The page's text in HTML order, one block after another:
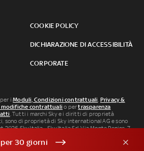
COOKIE POLICY
DICHIARAZIONE DI ACCESSIBILITÀ
CORPORATE
per iModuli, Condizioni contrattuali, Privacy &
contrattuali o pertrasparenza
. Tutti i marchi Sky e i diritti di proprietà
sono di proprietà di Sky international AG e sono
2026 Sky Italia - Sky Italia Srl Via Monte Penice, 7 -
SkyTG24: ISSN 3035-1537 e SkySport: ISSN
30 giorni